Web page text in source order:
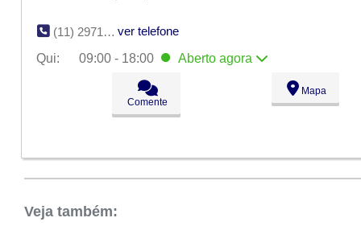
(11) 2971-0234
ver telefone
Qui:
09:00 - 18:00 Aberto agora
09:00 - 18:00
09:00 - 18:00
09:00 - 18:00
Comente
Mapa
Veja também: